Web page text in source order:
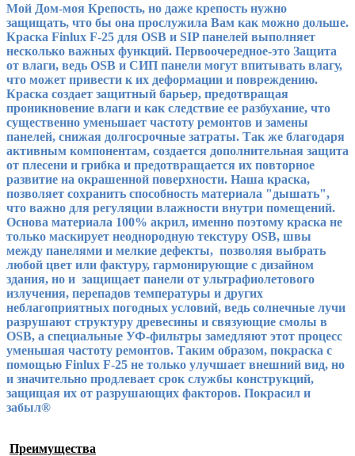
Мой Дом-моя Крепость, но даже крепость нужно
защищать, что бы она прослужила Вам как можно дольше.
Краска Finlux F-25 для OSB и SIPпанелей выполняет
несколько важных функций. Первоочередное-это Защита
от влаги, ведь OSB и СИП панели могут впитывать влагу,
что может привести к их деформации и повреждению.
Краска создает защитный барьер, предотвращая
проникновение влаги и как следствие ее разбухание, что
существенно уменьшает частоту ремонтов и замены
панелей, снижая долгосрочные затраты. Так же благодаря
активным компонентам, создается дополнительная защита
от плесени и грибка и предотвращается их повторное
развитие на окрашенной поверхности. Наша краска,
позволяет сохранить способность материала "дышать",
что важно для регуляции влажности внутри помещений.
Основа материала 100% акрил, именно поэтому краска не
только маскирует неоднородную текстуру OSB, швы
между панелями и мелкие дефекты, позволяя выбрать
любой цвет или фактуру, гармонирующие с дизайном
здания, но и защищает панели от ультрафиолетового
излучения, перепадов температуры и других
неблагоприятных погодных условий, ведь солнечные лучи
разрушают структуру древесины и связующие смолы в
OSB, а специальные УФ-фильтры замедляют этот процесс
уменьшая частоту ремонтов. Таким образом, покраска с
помощью Finlux F-25 не только улучшает внешний вид, но
и значительно продлевает срок службы конструкций,
защищая их от разрушающих факторов. Покрасил и
забыл®
Преимущества